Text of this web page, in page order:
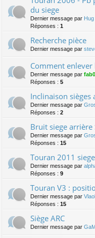
du siege
Dernier message par Hug
Réponses : 1
Recherche pièce
Dernier message par
Comment enlever
Dernier message par
Réponses : 5
Inclinaison sièges
Dernier message par
Réponses : 2
Bruit siege arrière
Dernier message par
Réponses : 15
Touran 2011
Dernier message par
Réponses : 9
Touran V3 :
Dernier message par
Réponses : 15
Siège ARC
Dernier message par